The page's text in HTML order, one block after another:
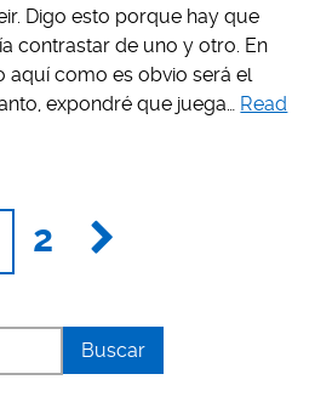
Digo esto porque hay que
contrastar de uno y otro. En
aquí como es obvio será el
expondré que juega… Read
2